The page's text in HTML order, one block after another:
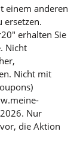
einem anderen
ersetzen.
erhalten Sie
Nicht
Nicht mit
Nur
die Aktion